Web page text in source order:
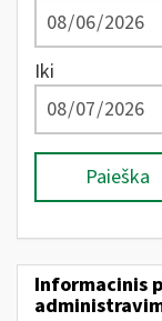
Iki
Paieška
Informacinis